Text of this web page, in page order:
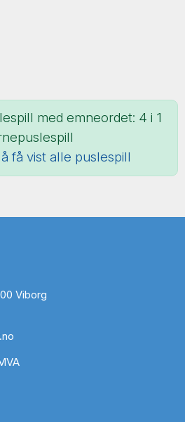
med emneordet: 4 i 1
få vist alle puslespill
Viborg